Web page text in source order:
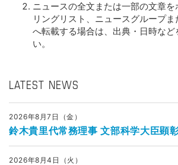
ニュースの全文または一部の文章
リングリスト、ニュースグループ
へ転載する場合は、出典・日時など
い。
LATEST NEWS
2026年8月7日（金）
鈴木貴里代常務理事 文部科学大臣顕
2026年8月4日（火）